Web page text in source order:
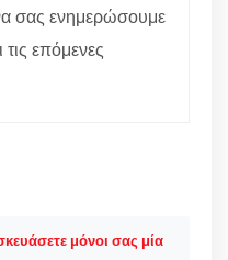
σας ενημερώσουμε
επόμενες
μόνοι σας μία